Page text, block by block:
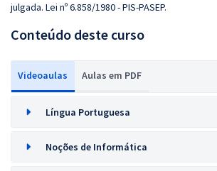
julgada. Lei nº 6.858/1980 - PIS-PASEP.
Conteúdo deste curso
Videoaulas Aulas em PDF
Língua Portuguesa
Noções de Informática